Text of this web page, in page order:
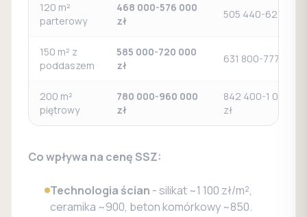
120 m²
parterowy
468 000-576 000
zł
505 440-622 080
150 m² z
poddaszem
585 000-720 000
zł
631 800-777 600
200 m²
piętrowy
780 000-960 000
zł
842 400-1 036
zł
Co wpływa na cenę SSZ:
Technologia ścian - silikat ~1 100 zł/m²,
ceramika ~900, beton komórkowy ~850.